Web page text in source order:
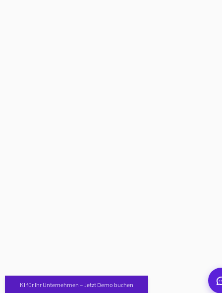
KI für Ihr Unternehmen – Jetzt Demo buchen